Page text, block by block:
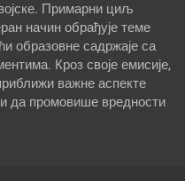
Примарни циљ
начин обрађује теме
образовне садржаје са
Кроз своје емисије,
важне аспекте
и да промовише вредности